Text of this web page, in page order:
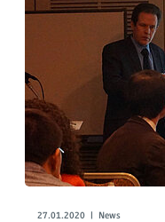
27.01.2020 | News